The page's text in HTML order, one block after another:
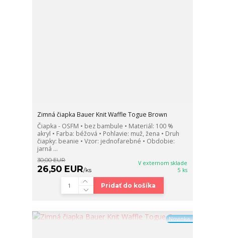
Zimná čiapka Bauer Knit Waffle Togue Brown
Čiapka - OSFM • bez bambule • Materiál: 100 %
akryl • Farba: béžová • Pohlavie: muž, žena • Druh
čiapky: beanie • Vzor: jednofarebné • Obdobie:
jarná ...
30,00 EUR
26,50 EUR/ks
V externom sklade
5 ks
Pridať do košíka
Novinka